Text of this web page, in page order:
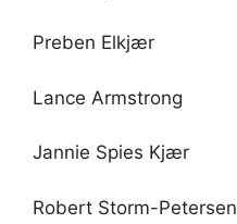
Preben Elkjær
Lance Armstrong
Jannie Spies Kjær
Robert Storm-Petersen